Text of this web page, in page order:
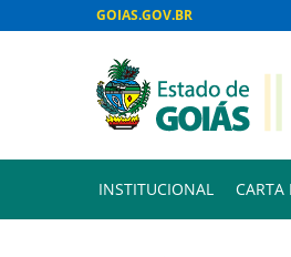
GOIAS.GOV.BR
INSTITUCIONAL CARTA